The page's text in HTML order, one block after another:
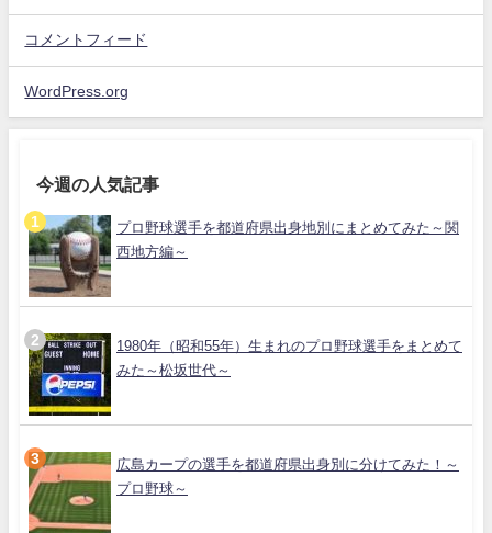
コメントフィード
WordPress.org
今週の人気記事
プロ野球選手を都道府県出身地別にまとめてみた～関
西地方編～
1980年（昭和55年）生まれのプロ野球選手をまとめて
みた～松坂世代～
広島カープの選手を都道府県出身別に分けてみた！～
プロ野球～